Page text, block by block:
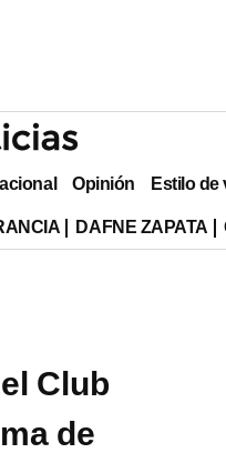
Opinión Estilo de
DAFNE ZAPATA
Club
de